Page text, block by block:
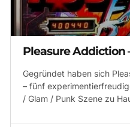
Pleasure Addiction
Gegründet haben sich
– fünf
/ Glam / Punk Szene zu